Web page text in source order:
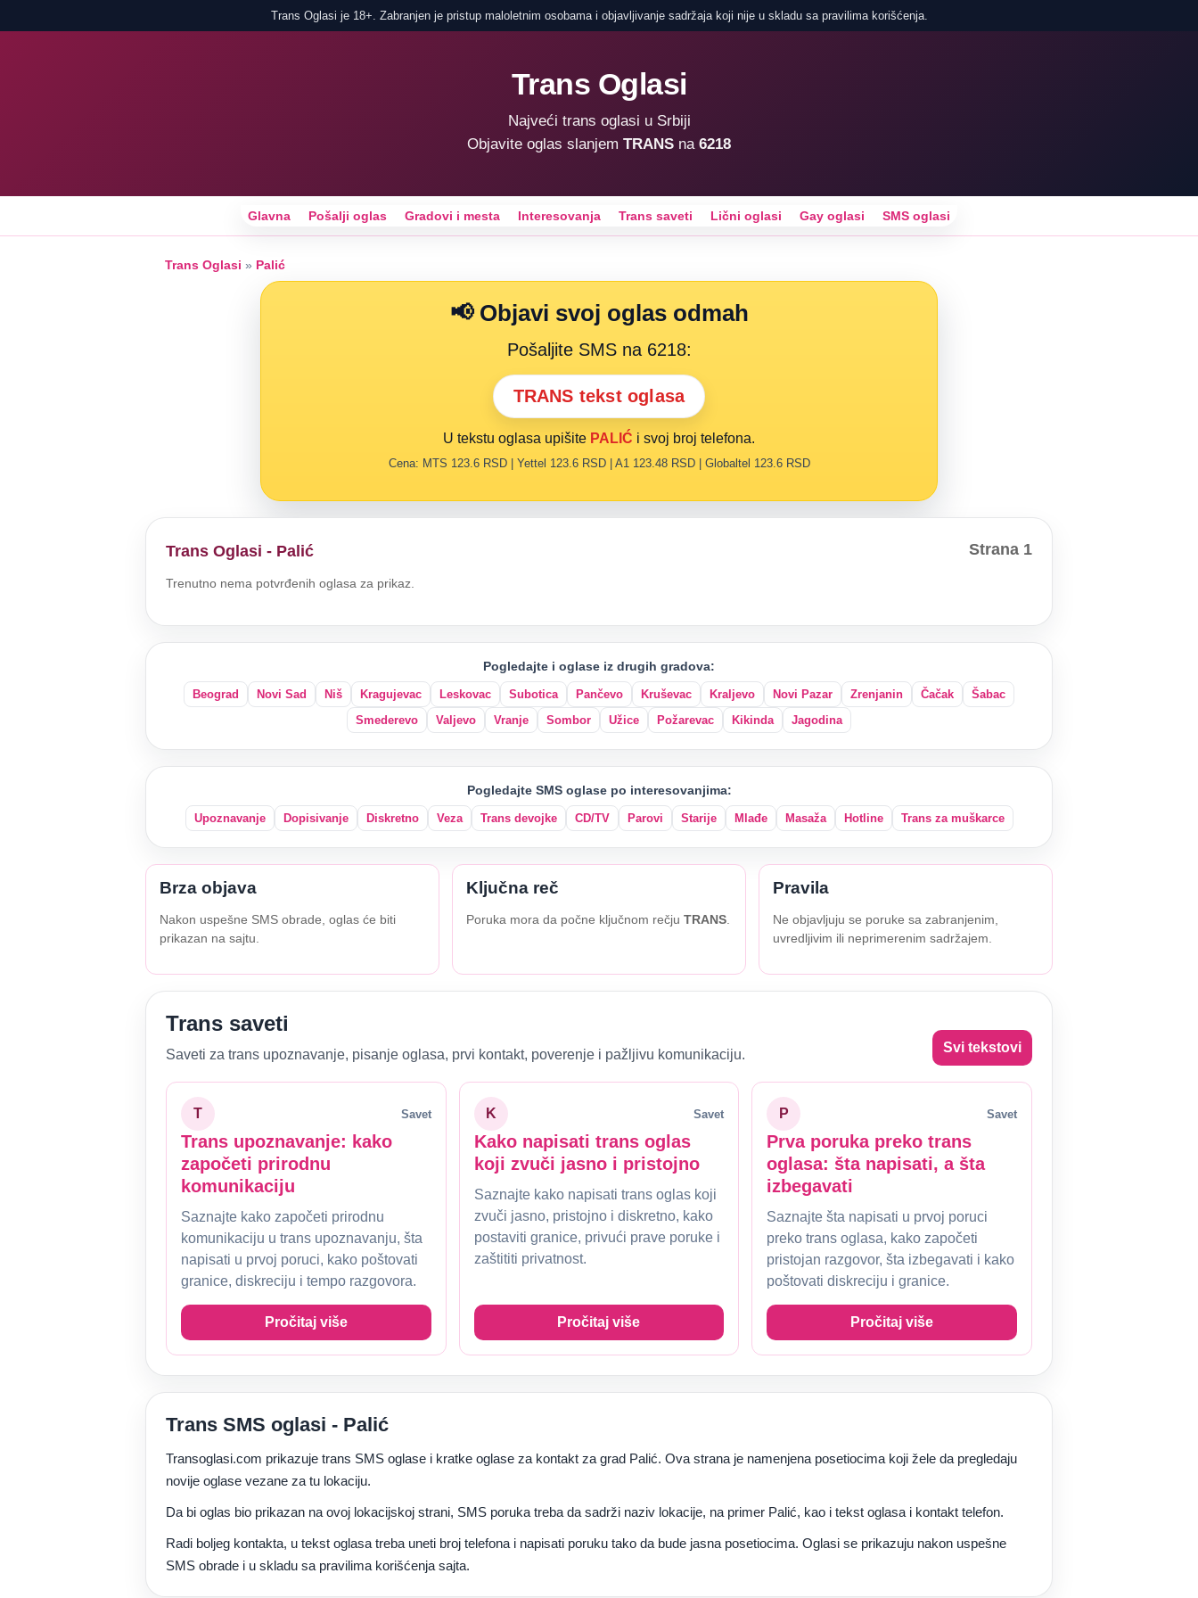
Trans Oglasi je 18+. Zabranjen je pristup maloletnim osobama i objavljivanje sadržaja koji nije u skladu sa pravilima korišćenja.
Trans Oglasi
Najveći trans oglasi u Srbiji
Objavite oglas slanjem TRANS na 6218
Glavna Pošalji oglas Gradovi i mesta Interesovanja Trans saveti Lični oglasi Gay oglasi SMS oglasi
Trans Oglasi » Palić
📢 Objavi svoj oglas odmah
Pošaljite SMS na 6218:
TRANS tekst oglasa
U tekstu oglasa upišite PALIĆ i svoj broj telefona.
Cena: MTS 123.6 RSD | Yettel 123.6 RSD | A1 123.48 RSD | Globaltel 123.6 RSD
Trans Oglasi - Palić Strana 1
Trenutno nema potvrđenih oglasa za prikaz.
Pogledajte i oglase iz drugih gradova:
Beograd Novi Sad Niš Kragujevac Leskovac Subotica Pančevo Kruševac Kraljevo Novi Pazar Zrenjanin Čačak
Šabac
Smederevo
Valjevo Vranje Sombor Užice Požarevac Kikinda Jagodina
Pogledajte SMS oglase po interesovanjima:
Upoznavanje Dopisivanje Diskretno Veza Trans devojke CD/TV Parovi Starije Mlađe Masaža Hotline Trans za muškarce
Brza objava
Nakon uspešne SMS obrade, oglas će biti
prikazan na sajtu.
Ključna reč
Poruka mora da počne ključnom rečju TRANS
Pravila
Ne objavljuju se poruke sa zabranjenim,
uvredljivim ili neprimerenim sadržajem.
Trans saveti
Saveti za trans upoznavanje, pisanje oglasa, prvi kontakt, poverenje i pažljivu komunikaciju. Svi tekstovi
T Savet
Trans upoznavanje: kako
započeti prirodnu
komunikaciju
Saznajte kako započeti prirodnu
komunikaciju u trans upoznavanju, šta
napisati u prvoj poruci, kako poštovati
granice, diskreciju i tempo razgovora.
Pročitaj više
K Savet
Kako napisati trans oglas
koji zvuči jasno i pristojno
Saznajte kako napisati trans oglas koji
zvuči jasno, pristojno i diskretno, kako
postaviti granice, privući prave poruke i
zaštititi privatnost.
Pročitaj više
P Savet
Prva poruka preko trans
oglasa: šta napisati, a šta
izbegavati
Saznajte šta napisati u prvoj poruci
preko trans oglasa, kako započeti
pristojan razgovor, šta izbegavati i kako
poštovati diskreciju i granice.
Pročitaj više
Trans SMS oglasi - Palić
Transoglasi.com prikazuje trans SMS oglase i kratke oglase za kontakt za grad Palić. Ova strana je namenjena posetiocima koji žele da pregledaju
novije oglase vezane za tu lokaciju.
Da bi oglas bio prikazan na ovoj lokacijskoj strani, SMS poruka treba da sadrži naziv lokacije, na primer Palić, kao i tekst oglasa i kontakt telefon.
Radi boljeg kontakta, u tekst oglasa treba uneti broj telefona i napisati poruku tako da bude jasna posetiocima. Oglasi se prikazuju nakon uspešne
SMS obrade i u skladu sa pravilima korišćenja sajta.